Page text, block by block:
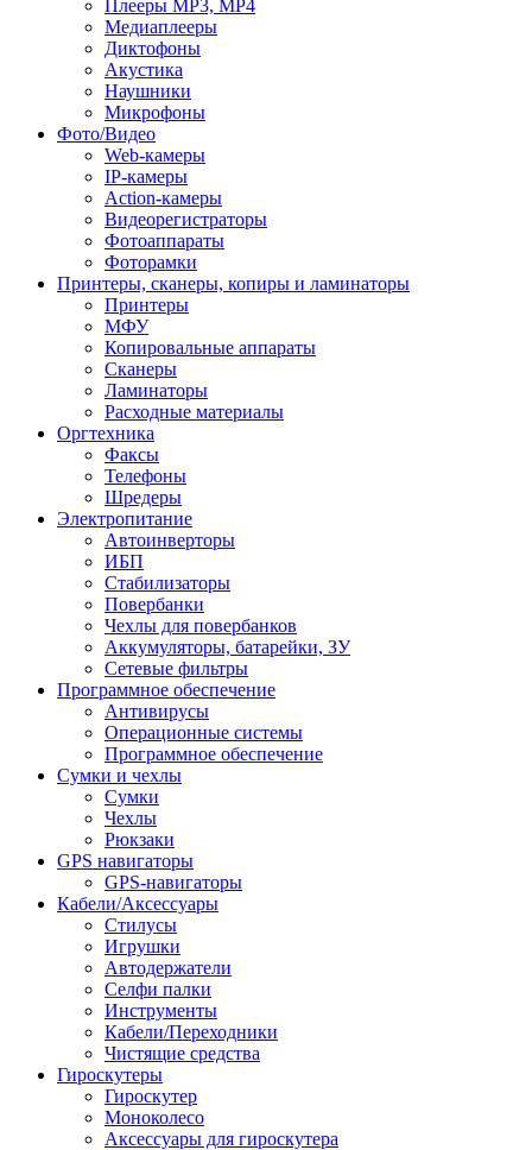
Плееры MP3, MP4
Медиаплееры
Диктофоны
Акустика
Наушники
Микрофоны
Фото/Видео
Web-камеры
IP-камеры
Action-камеры
Видеорегистраторы
Фотоаппараты
Фоторамки
Принтеры, сканеры, копиры и ламинаторы
Принтеры
МФУ
Копировальные аппараты
Сканеры
Ламинаторы
Расходные материалы
Оргтехника
Факсы
Телефоны
Шредеры
Электропитание
Автоинверторы
ИБП
Стабилизаторы
Повербанки
Чехлы для повербанков
Аккумуляторы, батарейки, ЗУ
Сетевые фильтры
Программное обеспечение
Антивирусы
Операционные системы
Программное обеспечение
Сумки и чехлы
Сумки
Чехлы
Рюкзаки
GPS навигаторы
GPS-навигаторы
Кабели/Аксессуары
Стилусы
Игрушки
Автодержатели
Селфи палки
Инструменты
Кабели/Переходники
Чистящие средства
Гироскутеры
Гироскутер
Моноколесо
Аксессуары для гироскутера